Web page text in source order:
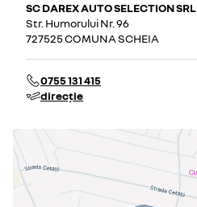
SC DAREX AUTO SELECTION SRL
Str. Humorului Nr. 96
727525 COMUNA SCHEIA
0755 131 415
direcție